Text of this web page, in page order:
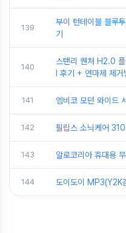
139
부이 턴테이블 블루
기
140
스탠리 퀜처 H2.0
l 후기 + 연마제 제거
141 엠비코 모던 와이드
142 필립스 소닉케어
143 알로코리아 휴대용
144 도이도이 MP3(Y2K